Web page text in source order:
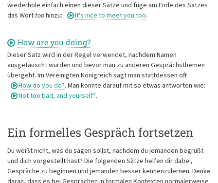
wiederhole einfach einen dieser Sätze und füge am Ende des Satzes
das Wort toohinzu: It's nice to meet you too.
How are you doing?
Dieser Satz wird in der Regel verwendet, nachdem Namen
ausgetauscht wurden und bevor man zu anderen Gesprächsthemen
übergeht. Im Vereinigten Königreich sagt man stattdessen oft
How do you do?. Man könnte darauf mit so etwas antworten wie:
Not too bad, and yourself?.
Ein formelles Gespräch fortsetzen
Du weißt nicht, was du sagen sollst, nachdem du jemanden begrüßt
und dich vorgestellt hast? Die folgenden Sätze helfen dir dabei,
Gespräche zu beginnen und jemanden besser kennenzulernen. Denke
daran, dass es bei Gesprächen in formalen Kontexten normalerweise